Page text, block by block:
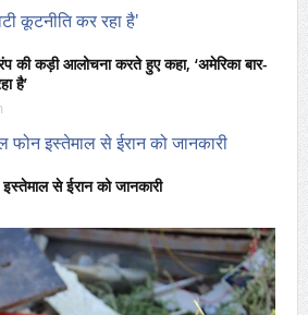
की कड़ी आलोचना करते हुए कहा, ‘अमेरिका बार-
है’
से ईरान को जानकारी